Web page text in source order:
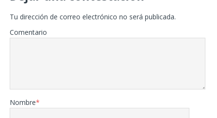
Tu dirección de correo electrónico no será publicada.
Comentario
Nombre*